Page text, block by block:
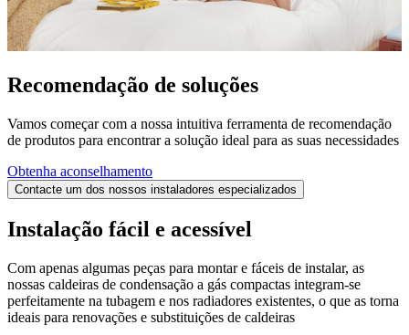
Recomendação de soluções
Vamos começar com a nossa intuitiva ferramenta de recomendação
de produtos para encontrar a solução ideal para as suas necessidades
Obtenha aconselhamento
Contacte um dos nossos instaladores especializados
Instalação fácil e acessível
Com apenas algumas peças para montar e fáceis de instalar, as
nossas caldeiras de condensação a gás compactas integram-se
perfeitamente na tubagem e nos radiadores existentes, o que as torna
ideais para renovações e substituições de caldeiras